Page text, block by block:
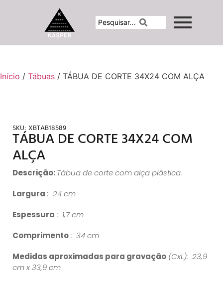
Início / Tábuas / TÁBUA DE CORTE 34X24 COM ALÇA
SKU: XBTAB18589
TÁBUA DE CORTE 34X24 COM
ALÇA
Descrição:Tábua de corte com alça plástica.
Largura : 24 cm
Espessura : 1,7 cm
Comprimento: 34 cm
Medidas aproximadas para gravação (CxL): 23,9
cm x 33,9 cm